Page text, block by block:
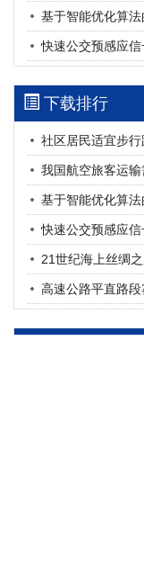
西部陆海新通道氢
用
罗文格, 黄承锋, 关
2026, 12(3): 190-
9931.2026.03.015
摘要 (25) HTML
交能融合背景下零
张海涛, 姚琛, 唐治
2026, 12(3): 202-
9931.2026.03.016
摘要 (22) HTML
快速公交预感应
下载排行
社区居民适宜步
快速公交预感应
21世纪海上丝绸